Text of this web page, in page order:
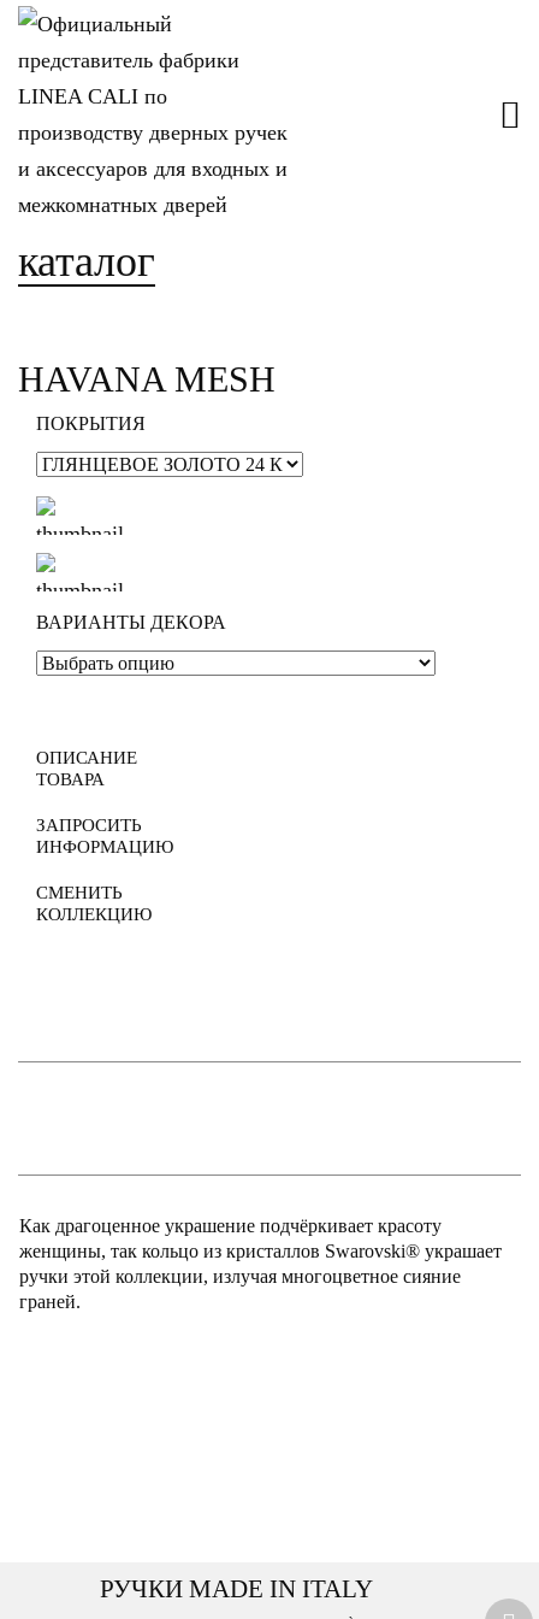
каталог
HAVANA MESH
ПОКРЫТИЯ
ВАРИАНТЫ ДЕКОРА
ОПИСАНИЕ
ТОВАРА
ЗАПРОСИТЬ
ИНФОРМАЦИЮ
СМЕНИТЬ
КОЛЛЕКЦИЮ
Как драгоценное украшение подчёркивает красоту
женщины, так кольцо из кристаллов Swarovski® украшает
ручки этой коллекции, излучая многоцветное сияние
граней.
РУЧКИ MADE IN ITALY